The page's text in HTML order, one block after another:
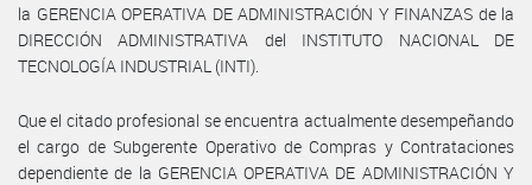
la GERENCIA OPERATIVA DE ADMINISTRACIÓN Y FINANZAS de la
DIRECCIÓN ADMINISTRATIVA del INSTITUTO NACIONAL DE
TECNOLOGÍA INDUSTRIAL (INTI).
Que el citado profesional se encuentra actualmente desempeñando
el cargo de Subgerente Operativo de Compras y Contrataciones
dependiente de la GERENCIA OPERATIVA DE ADMINISTRACIÓN Y